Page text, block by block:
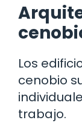
Los
cenobio
trabajo.